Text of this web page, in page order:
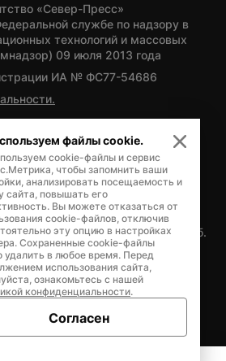
«Север-Пресс»
службе по надзору в
технологий и массовых
09 июля 2013 года
ИА № ФС77-54686
Поздеев
внутренней политики Ямало-
округа
мкр. Богдана Кнунянца, д.1, каб.
(34922) 42728
файлы cookie.
cookie-файлы и сервис
чтобы запомнить ваши
анализировать посещаемость и
сайта, повышать его
Вы можете отказаться от
cookie-файлов, отключив
эту опцию в настройках
Сохраненные cookie-файлы
удалить в любое время. Перед
использования сайта,
ознакомьтесь с нашей
конфиденциальности.
Согласен